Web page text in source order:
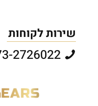
שירות לקוחות